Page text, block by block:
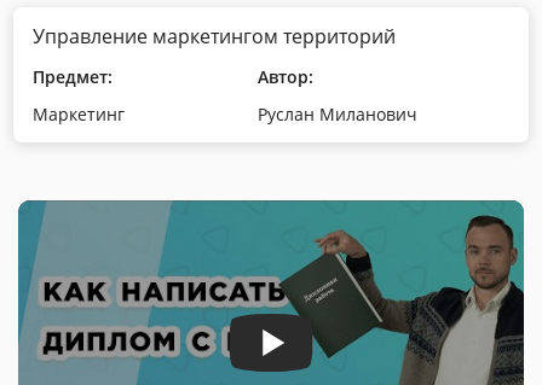
Управление маркетингом территорий
Предмет:
Маркетинг
Автор:
Руслан Миланович